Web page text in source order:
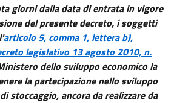
giorni dalla data di entrata in vigore
del presente decreto, i soggetti
articolo 5, comma 1, lettera b),
legislativo 13 agosto 2010, n.
dello sviluppo economico la
la partecipazione nello sviluppo
stoccaggio, ancora da realizzare da